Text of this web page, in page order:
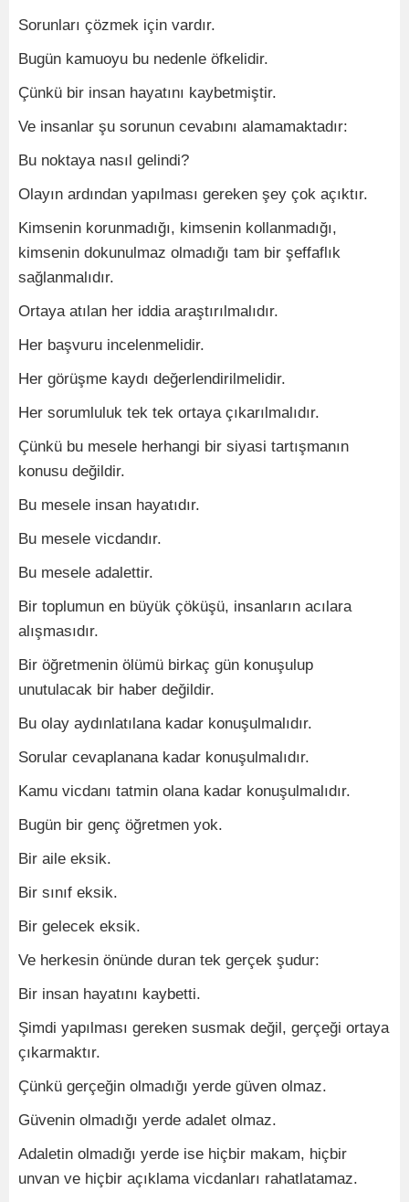
Sorunları çözmek için vardır.
Bugün kamuoyu bu nedenle öfkelidir.
Çünkü bir insan hayatını kaybetmiştir.
Ve insanlar şu sorunun cevabını alamamaktadır:
Bu noktaya nasıl gelindi?
Olayın ardından yapılması gereken şey çok açıktır.
Kimsenin korunmadığı, kimsenin kollanmadığı,
kimsenin dokunulmaz olmadığı tam bir şeffaflık
sağlanmalıdır.
Ortaya atılan her iddia araştırılmalıdır.
Her başvuru incelenmelidir.
Her görüşme kaydı değerlendirilmelidir.
Her sorumluluk tek tek ortaya çıkarılmalıdır.
Çünkü bu mesele herhangi bir siyasi tartışmanın
konusu değildir.
Bu mesele insan hayatıdır.
Bu mesele vicdandır.
Bu mesele adalettir.
Bir toplumun en büyük çöküşü, insanların acılara
alışmasıdır.
Bir öğretmenin ölümü birkaç gün konuşulup
unutulacak bir haber değildir.
Bu olay aydınlatılana kadar konuşulmalıdır.
Sorular cevaplanana kadar konuşulmalıdır.
Kamu vicdanı tatmin olana kadar konuşulmalıdır.
Bugün bir genç öğretmen yok.
Bir aile eksik.
Bir sınıf eksik.
Bir gelecek eksik.
Ve herkesin önünde duran tek gerçek şudur:
Bir insan hayatını kaybetti.
Şimdi yapılması gereken susmak değil, gerçeği ortaya
çıkarmaktır.
Çünkü gerçeğin olmadığı yerde güven olmaz.
Güvenin olmadığı yerde adalet olmaz.
Adaletin olmadığı yerde ise hiçbir makam, hiçbir
unvan ve hiçbir açıklama vicdanları rahatlatamaz.